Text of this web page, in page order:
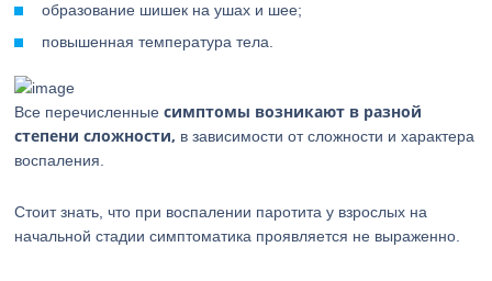
образование шишек на ушах и шее;
повышенная температура тела.
Все перечисленныесимптомы возникают в разной
степени сложности, в зависимости от сложности и характера
воспаления.
Стоит знать, что при воспалении паротита у взрослых на
начальной стадии симптоматика проявляется не выраженно.